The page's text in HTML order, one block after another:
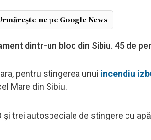
ne pe Google News
dintr-un bloc din Sibiu. 45 de
pentru stingerea unui incendiu
Mare din Sibiu.
și trei autospeciale de stingere cu